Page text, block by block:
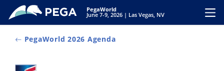
Zum Hauptinhalt wechseln
PegaWorld
June 7-9, 2026 | Las Vegas, NV
PegaWorld 2026 Agenda